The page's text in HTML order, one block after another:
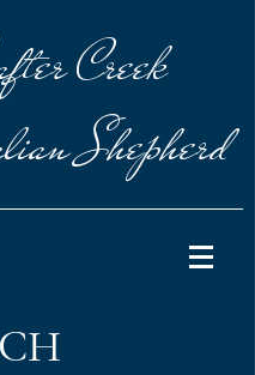
Creek
Shepherd
CH